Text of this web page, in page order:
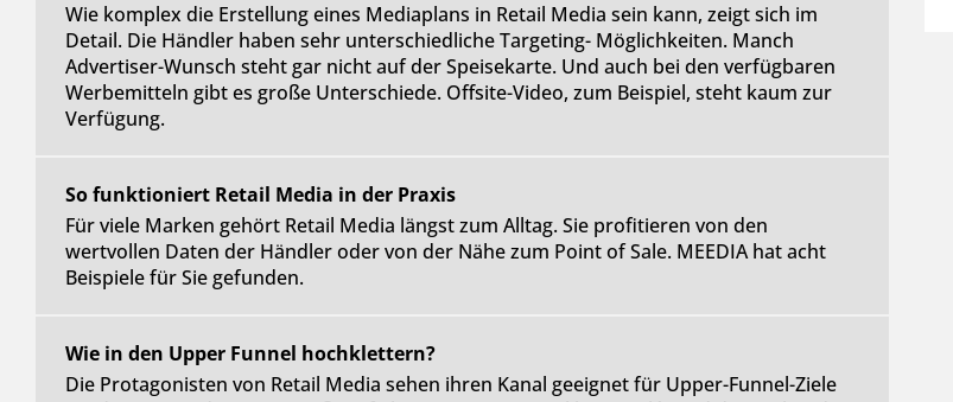
Wie komplex die Erstellung eines Mediaplans in Retail Media sein kann, zeigt sich im
Detail. Die Händler haben sehr unterschiedliche Targeting- Möglichkeiten. Manch
Advertiser-Wunsch steht gar nicht auf der Speisekarte. Und auch bei den verfügbaren
Werbemitteln gibt es große Unterschiede. Offsite-Video, zum Beispiel, steht kaum zur
Verfügung.
So funktioniert Retail Media in der Praxis
Für viele Marken gehört Retail Media längst zum Alltag. Sie profitieren von den
wertvollen Daten der Händler oder von der Nähe zum Point of Sale. MEEDIA hat acht
Beispiele für Sie gefunden.
Wie in den Upper Funnel hochklettern?
Die Protagonisten von Retail Media sehen ihren Kanal geeignet für Upper-Funnel-Ziele